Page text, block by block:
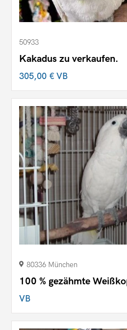
50933
Kakadus zu verkaufen.
305,00 €VB
80336 München
100 % gezähmte
VB